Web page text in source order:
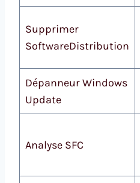
Supprimer
SoftwareDistribution
Dépanneur Windows
Update
Analyse SFC